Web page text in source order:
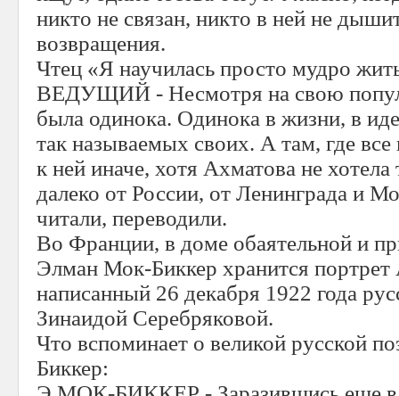
никто не связан, никто в ней не
возвращения.
Чтец «Я научилась просто мудро
ВЕДУЩИЙ - Несмотря на свою
была одинока. Одинока в жизни, в
так называемых своих. А там, где
к ней иначе, хотя Ахматова не
далеко от России, от Ленинграда и
читали, переводили.
Во Франции, в доме обаятельной и
Элман Мок-Биккер хранится
написанный 26 декабря 1922 года
Зинаидой Серебряковой.
Что вспоминает о великой русской
Биккер: